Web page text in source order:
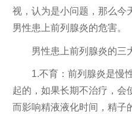
视，认为是小问题，那么今
男性患上前列腺炎的危害。
男性患上前列腺炎的三
1.不育：前列腺炎是慢
起的，如果长期不治疗，会
而影响精液液化时间，精子